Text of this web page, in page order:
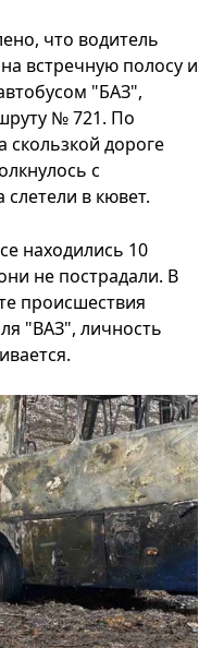
что водитель
встречную полосу и
"БАЗ",
№ 721. По
скользкой дороге
с
в кювет.
находились 10
не пострадали. В
происшествия
"ВАЗ", личность